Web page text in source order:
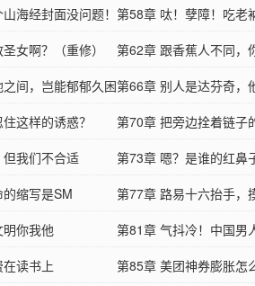
海经封面没问题！ 第58章 呔！孽障！吃老
女啊？（重修）
第62章 跟香蕉人不同，
修）
间，岂能郁郁久困第66章 别人是达芬奇，
这样的诱惑？
第70章 把旁边拴着链子
我们不合适
第73章 嗯？是谁的红鼻
缩写是SM
第77章 路易十六抬手，
你我他
第81章 气抖冷！中国男
来？
读书上 第85章 美团神券膨胀怎